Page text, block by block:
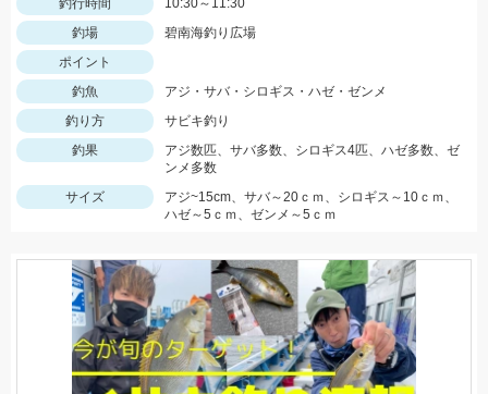
釣行時間
10:30～11:30
釣場
碧南海釣り広場
ポイント
釣魚
アジ・サバ・シロギス・ハゼ・ゼンメ
釣り方
サビキ釣り
釣果
アジ数匹、サバ多数、シロギス4匹、ハゼ多数、ゼ
ンメ多数
サイズ
アジ~15cm、サバ～20ｃｍ、シロギス～10ｃｍ、
ハゼ～5ｃｍ、ゼンメ～5ｃｍ